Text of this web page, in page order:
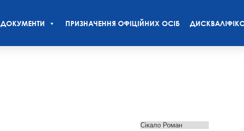
ДОКУМЕНТИ ПРИЗНАЧЕННЯ ОФІЦІЙНИХ ОСІБ